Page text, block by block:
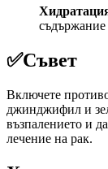
съдържание
✅Съвет
Включете
джинджифил и
възпалението и
лечение на рак.